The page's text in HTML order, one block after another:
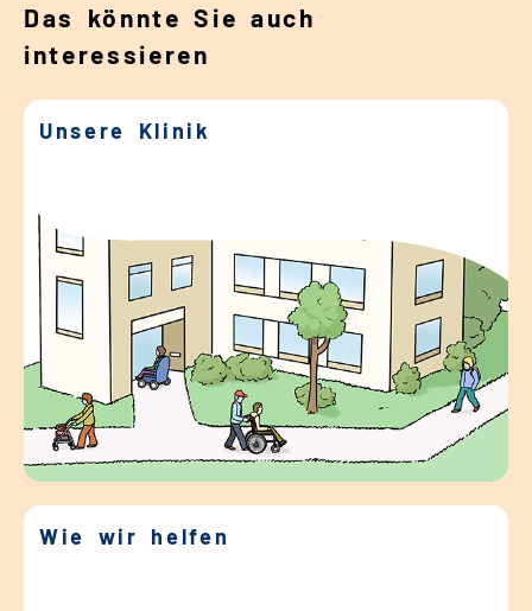
Das könnte Sie auch
interessieren
Unsere Klinik
Wie wir helfen